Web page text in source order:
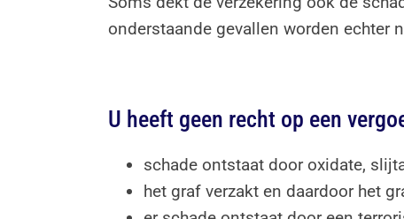
onderstaande gevallen worden echter
U heeft geen recht op een
schade ontstaat door oxidate,
het graf verzakt en daardoor het